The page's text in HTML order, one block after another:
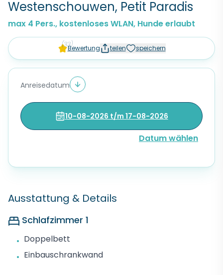
Westenschouwen, Petit Paradis
max 4 Pers., kostenloses WLAN, Hunde erlaubt
(33)Bewertung teilen speichern
Ausstattung & Details
Schlafzimmer 1
• Doppelbett
• Einbauschrankwand
Anreisedatum
10-08-2026 t/m 17-08-2026
Datum wählen